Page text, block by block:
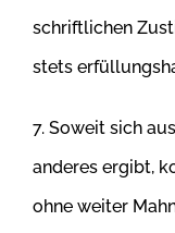
schriftlichen
stets
7. Soweit sich
anderes ergibt,
ohne weiter